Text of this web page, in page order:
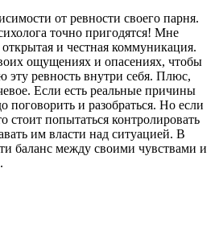
от ревности своего парня.
точно пригодятся! Мне
открытая и честная коммуникация.
ощущениях и опасениях, чтобы
эту ревность внутри себя. Плюс,
Если есть реальные причины
поговорить и разобраться. Но если
стоит попытаться контролировать
им власти над ситуацией. В
баланс между своими чувствами и